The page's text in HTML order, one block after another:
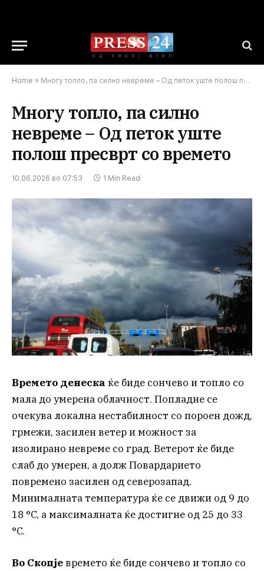
Home » Многу топло, па силно невреме – Од петок уште полош пресврт со времето
Многу топло, па силно
невреме – Од петок уште
полош пресврт со времето
10.06.2026 во 07:53 1 Min Read
Времето денеска ќе биде сончево и топло со
мала до умерена облачност. Попладне се
очекува локална нестабилност со пороен дожд,
грмежи, засилен ветер и можност за
изолирано невреме со град. Ветерот ќе биде
слаб до умерен, а долж Повардарието
повремено засилен од северозапад.
Минималната температура ќе се движи од 9 до
18 °C, а максималната ќе достигне од 25 до 33
°C.
Во Скопјевремето ќе биде сончево и топло со